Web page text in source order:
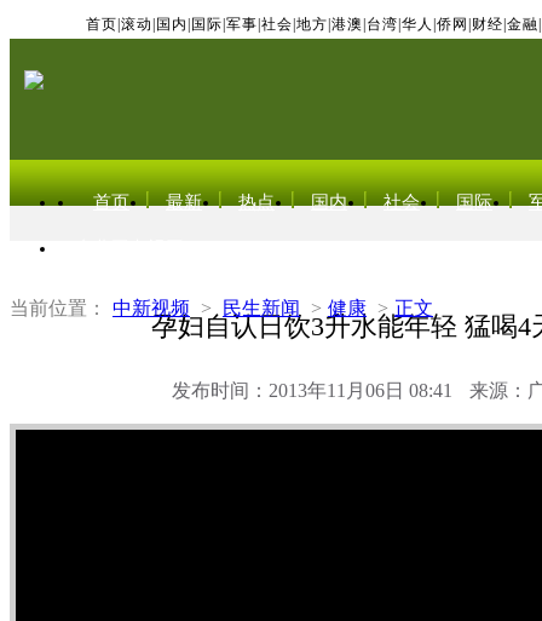
首页 滚动 国内 国际 军事 社会 地方 港澳 台湾 华人 侨网 财经 金融
首页 最新 热点 国内 社会 国际
当前位置： 中新视频 > 民生新闻 > 健康 > 正文
孕妇自认日饮3升水能年轻 猛喝4
发布时间：2013年11月06日 08:41 来源：